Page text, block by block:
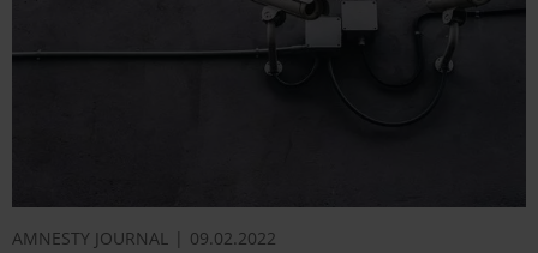
AMNESTY JOURNAL 09.02.2022